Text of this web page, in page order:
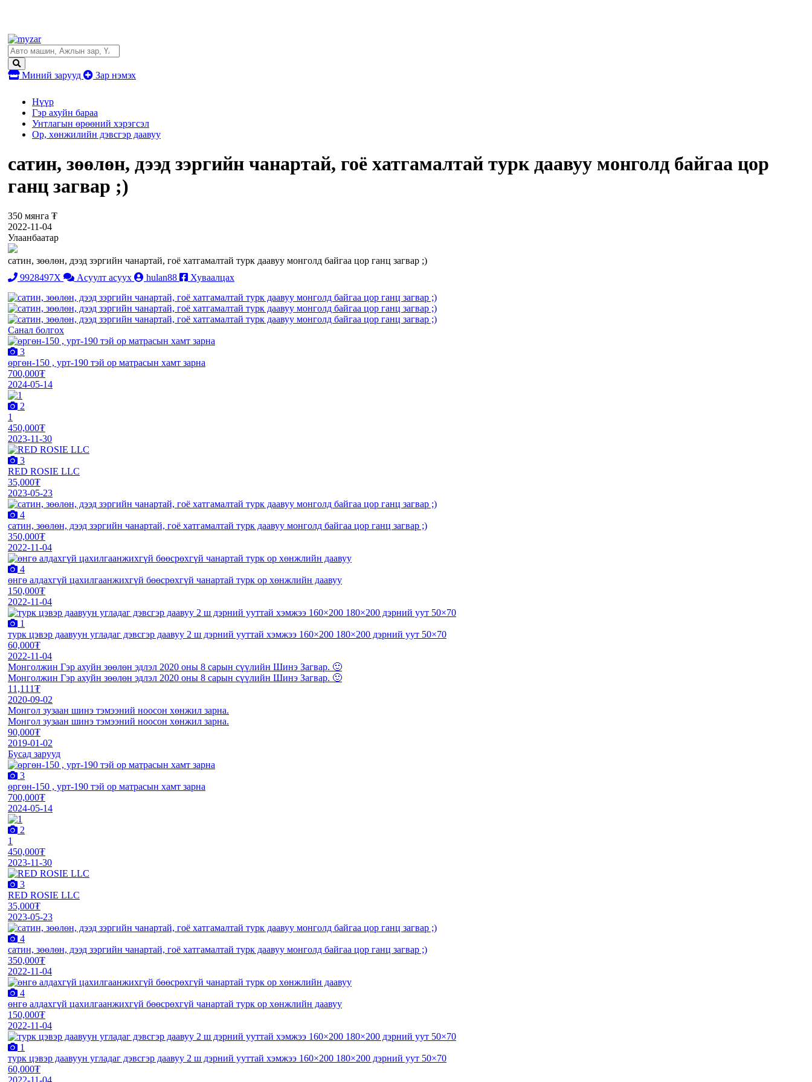
Миний зарууд Зар нэмэх
Нүүр
Гэр ахуйн бараа
Унтлагын өрөөний хэрэгсэл
Ор, хөнжилийн дэвсгэр даавуу
сатин, зөөлөн, дээд зэргийн чанартай, гоё хатгамалтай турк даавуу монголд байгаа цор
ганц загвар ;)
350 мянга ₮
2022-11-04
Улаанбаатар
сатин, зөөлөн, дээд зэргийн чанартай, гоё хатгамалтай турк даавуу монголд байгаа цор ганц загвар ;)
9928497X
Асуулт асуух hulan88 Хуваалцах
Санал болгох
3
өргөн-150 , урт-190 тэй ор матрасын хамт зарна
700,000₮
2024-05-14
2
1
450,000₮
2023-11-30
3
RED ROSIE LLC
35,000₮
2023-05-23
4
сатин, зөөлөн, дээд зэргийн чанартай, гоё хатгамалтай турк даавуу монголд байгаа цор ганц загвар ;)
350,000₮
2022-11-04
4
өнгө алдахгүй цахилгаанжихгүй бөөсрөхгүй чанартай турк ор хөнжлийн даавуу
150,000₮
2022-11-04
1
турк цэвэр даавуун угладаг дэвсгэр даавуу 2 ш дэрний ууттай хэмжээ 160×200 180×200 дэрний уут 50×70
60,000₮
2022-11-04
Монголжин Гэр ахуйн зөөлөн эдлэл 2020 оны 8 сарын сүүлийн Шинэ Загвар. 🙂
Монголжин Гэр ахуйн зөөлөн эдлэл 2020 оны 8 сарын сүүлийн Шинэ Загвар. 🙂
11,111₮
2020-09-02
Монгол зузаан шинэ тэмээний ноосон хөнжил зарна.
Монгол зузаан шинэ тэмээний ноосон хөнжил зарна.
90,000₮
2019-01-02
Бусад зарууд
3
өргөн-150 , урт-190 тэй ор матрасын хамт зарна
700,000₮
2024-05-14
2
1
450,000₮
2023-11-30
3
RED ROSIE LLC
35,000₮
2023-05-23
4
сатин, зөөлөн, дээд зэргийн чанартай, гоё хатгамалтай турк даавуу монголд байгаа цор ганц загвар ;)
350,000₮
2022-11-04
4
өнгө алдахгүй цахилгаанжихгүй бөөсрөхгүй чанартай турк ор хөнжлийн даавуу
150,000₮
2022-11-04
1
турк цэвэр даавуун угладаг дэвсгэр даавуу 2 ш дэрний ууттай хэмжээ 160×200 180×200 дэрний уут 50×70
60,000₮
2022-11-04